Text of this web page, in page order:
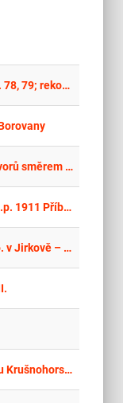
Rekonstrukce prosklených střech čp. 78, 79; rekonstrukce dřevěné fasády čp. 77, 78
2/Oprava fasády a výměna výplní otvorů směrem do ulice Teplická -SO 01
2/ Stavební úpravy bytového domu č.p. 1911 Příbramská ulice, Děčín IV – Podmokly
Stavební úpravy objektu MISVO s.r.o. v Jirkově – zateplení obálky budovy a výměna výplní otvorů
Fasádní práce na budovách v objektu Krušnohorské polikliniky s.r.o.